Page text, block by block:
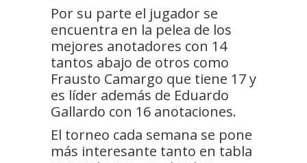
Por su parte el jugador se
encuentra en la pelea de los
mejores anotadores con 14
tantos abajo de otros como
Frausto Camargo que tiene 17 y
es líder además de Eduardo
Gallardo con 16 anotaciones.
El torneo cada semana se pone
más interesante tanto en tabla